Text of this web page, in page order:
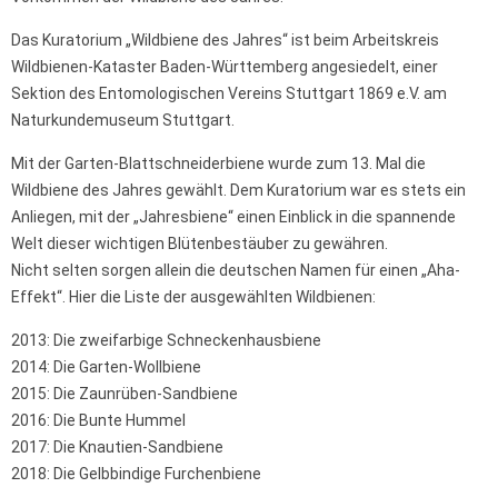
Das Kuratorium „Wildbiene des Jahres“ ist beim Arbeitskreis
Wildbienen-Kataster Baden-Württemberg angesiedelt, einer
Sektion des Entomologischen Vereins Stuttgart 1869 e.V. am
Naturkundemuseum Stuttgart.
Mit der Garten-Blattschneiderbiene wurde zum 13. Mal die
Wildbiene des Jahres gewählt. Dem Kuratorium war es stets ein
Anliegen, mit der „Jahresbiene“ einen Einblick in die spannende
Welt dieser wichtigen Blütenbestäuber zu gewähren.
Nicht selten sorgen allein die deutschen Namen für einen „Aha-
Effekt“. Hier die Liste der ausgewählten Wildbienen:
2013: Die zweifarbige Schneckenhausbiene
2014: Die Garten-Wollbiene
2015: Die Zaunrüben-Sandbiene
2016: Die Bunte Hummel
2017: Die Knautien-Sandbiene
2018: Die Gelbbindige Furchenbiene